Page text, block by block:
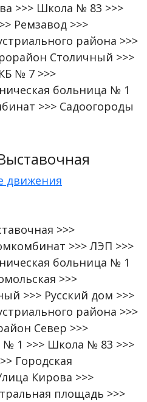
>>> Школа № 83 >>>
Ремзавод >>>
района >>>
Столичный >>>
№ 7 >>>
больница № 1
>>> Садоогороды
движения
>>>
>>> ЛЭП >>>
больница № 1
>>>
>>> Русский дом >>>
района >>>
Север >>>
1 >>> Школа № 83 >>>
Городская
Кирова >>>
площадь >>>